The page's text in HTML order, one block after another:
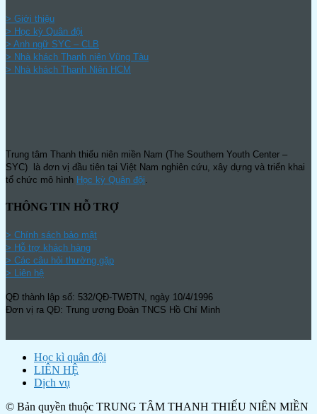
> Giới thiệu
> Học kỳ Quân đội
> Anh ngữ SYC – CLB
> Nhà khách Thanh niên Vũng Tàu
> Nhà khách Thanh Niên HCM
Trung tâm Thanh thiếu niên miền Nam (The Southern Youth Center –
SYC) là đơn vị đầu tiên tại Việt Nam nghiên cứu, xây dựng và triển khai
tổ chức mô hình Học kỳ Quân đội
THÔNG TIN HỖ TRỢ
> Chính sách bảo mật
> Hỗ trợ khách hàng
> Các câu hỏi thường gặp
> Liên hệ
QĐ thành lập số: 532/QĐ-TWĐTN, ngày 10/4/1996
Đơn vị ra QĐ: Trung ương Đoàn TNCS Hồ Chí Minh
Học kì quân đội
LIÊN HỆ
Dịch vụ
© Bản quyền thuộc TRUNG TÂM THANH THIẾU NIÊN MIỀN